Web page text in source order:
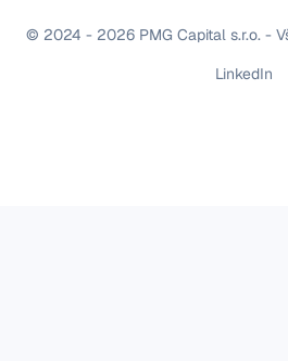
© 2024 - 2026 PMG Capital s.r.o. -
LinkedIn